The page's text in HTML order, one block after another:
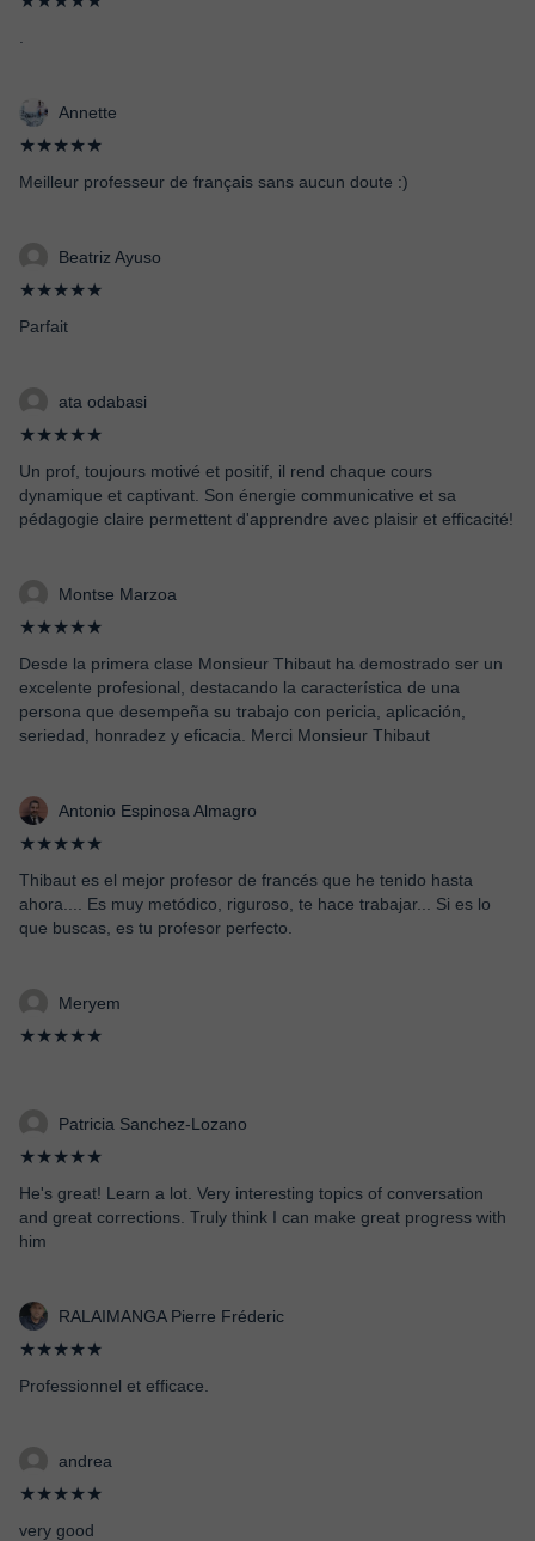
Annette
★★★★★
Meilleur professeur de français sans aucun doute :)
Beatriz Ayuso
★★★★★
Parfait
ata odabasi
★★★★★
Un prof, toujours motivé et positif, il rend chaque cours
dynamique et captivant. Son énergie communicative et sa
pédagogie claire permettent d'apprendre avec plaisir et efficacité!
Montse Marzoa
★★★★★
Desde la primera clase Monsieur Thibaut ha demostrado ser un
excelente profesional, destacando la característica de una
persona que desempeña su trabajo con pericia, aplicación,
seriedad, honradez y eficacia. Merci Monsieur Thibaut
Antonio Espinosa Almagro
★★★★★
Thibaut es el mejor profesor de francés que he tenido hasta
ahora.... Es muy metódico, riguroso, te hace trabajar... Si es lo
que buscas, es tu profesor perfecto.
Meryem
★★★★★
Patricia Sanchez-Lozano
★★★★★
He's great! Learn a lot. Very interesting topics of conversation
and great corrections. Truly think I can make great progress with
him
RALAIMANGA Pierre Fréderic
★★★★★
Professionnel et efficace.
andrea
★★★★★
very good